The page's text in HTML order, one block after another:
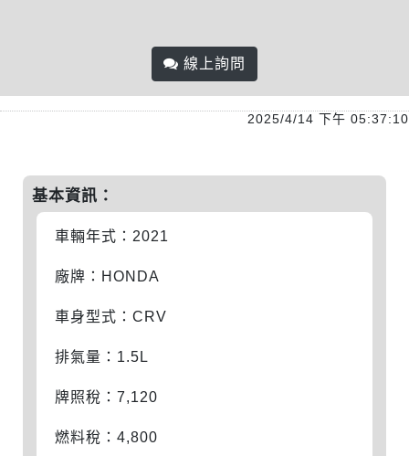
線上詢問
2025/4/14 下午 05:37:10
基本資訊：
車輛年式：2021
廠牌：HONDA
車身型式：CRV
排氣量：1.5L
牌照稅：7,120
燃料稅：4,800